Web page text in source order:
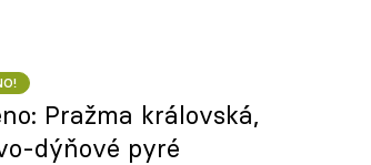
Pražma královská,
dýňové pyré